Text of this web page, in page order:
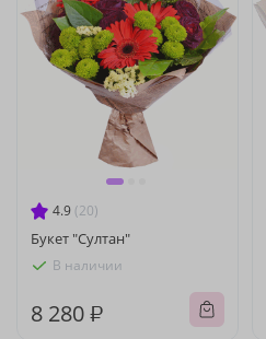
4.9 (20)
Букет "Султан"
В наличии
8 280 ₽